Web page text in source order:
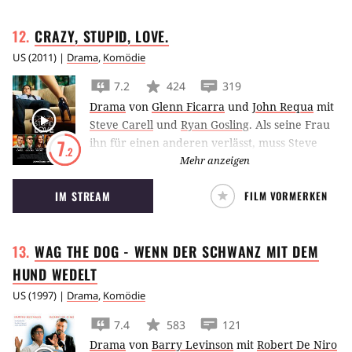
CRAZY, STUPID, LOVE.
US(2011) | Drama, Komödie
7.2
7.2 424
319
Drama von Glenn Ficarra und John Requa mit
Steve Carell und Ryan Gosling. Als seine Frau
ihn für einen anderen verlässt, muss Steve
Carell feststellen, dass er in Sachen Liebe ganz
schön aus der Übung gekommen ist. Gut, dass
sich Frauenschwarm Ryan Gosling seiner
annimmt…
Mehr anzeigen
IM STREAM FILM VORMERKEN
WAG THE DOG - WENN DER SCHWANZ MIT DEM
HUND WEDELT
US(1997) | Drama, Komödie
7.4 583
121
Drama von Barry Levinson mit Robert De Niro